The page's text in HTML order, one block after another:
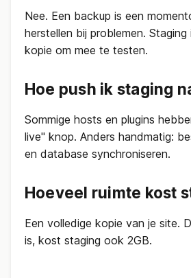
Nee. Een backup is een
herstellen bij problemen.
kopie om mee te testen.
Hoe push ik staging
Sommige hosts en plugins
live" knop. Anders handmatig:
en database synchroniseren.
Hoeveel ruimte kost
Een volledige kopie van je site.
is, kost staging ook 2GB.